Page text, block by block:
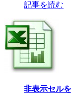
記事を読む
非表示セル